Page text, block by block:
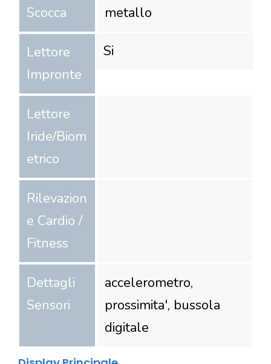
Scocca
metallo
Lettore
Impronte
Si
Lettore
Iride/Biom
etrico
Rilevazion
e Cardio /
Fitness
Dettagli
Sensori
accelerometro,
prossimita', bussola
digitale